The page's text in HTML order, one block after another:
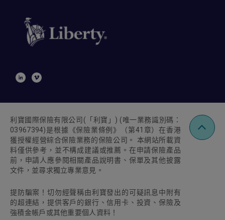
利寶國際保險有限公司 ( 「利寶」 ) (唯一業務識別碼：
03967394)是根據《保險業條例》（第41 章）在香港
獲授權經營綜合保險業務的保險公司。 本網站所載資
料僅供參考，並不構成建議或推薦。在申請保險產品
前，申請人應參閱相關產品說明書、保單及其他披露
文件，並尋求獨立專業意見。
提防騙案！切勿經聲稱由利寶發出的可疑訊息中附有
的超連結，提供客戶的銀行、信用卡、投資、保險及
強積金帳戶或其他重要個人資料！